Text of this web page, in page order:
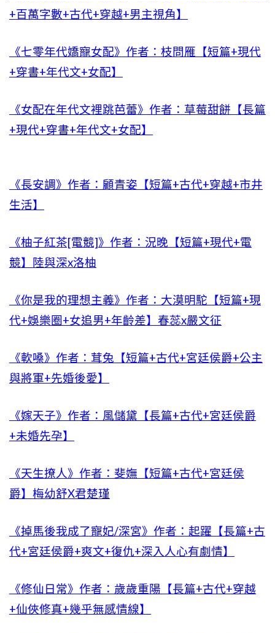
+百萬字數+古代+穿越+男主視角】
《七零年代嬌寵女配》作者：枝問雁【短篇+現代
+穿書+年代文+女配】
《女配在年代文裡跳芭蕾》作者：草莓甜餅【長篇
+現代+穿書+年代文+女配】
《長安調》作者：顧青姿【短篇+古代+穿越+市井
生活】
《柚子紅茶[電競]》作者：況晚【短篇+現代+電
競】陸與深x洛柚
《你是我的理想主義》作者：大漠明駝【短篇+現
代+娛樂圈+女追男+年齡差】春蕊x嚴文征
《軟嗓》作者：茸兔【短篇+古代+宮廷侯爵+公主
與將軍+先婚後愛】
《嫁天子》作者：風儲黛【長篇+古代+宮廷侯爵
+未婚先孕】
《天生撩人》作者：斐嫵【短篇+古代+宮廷侯
爵】梅幼舒X君楚瑾
《掉馬後我成了寵妃/深宮》作者：起躍【長篇+古
代+宮廷侯爵+爽文+復仇+深入人心有劇情】
《修仙日常》作者：歲歲重陽【長篇+古代+穿越
+仙俠修真+幾乎無感情線】